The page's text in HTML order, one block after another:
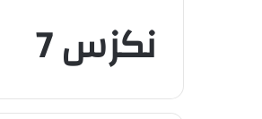
نكزس 7